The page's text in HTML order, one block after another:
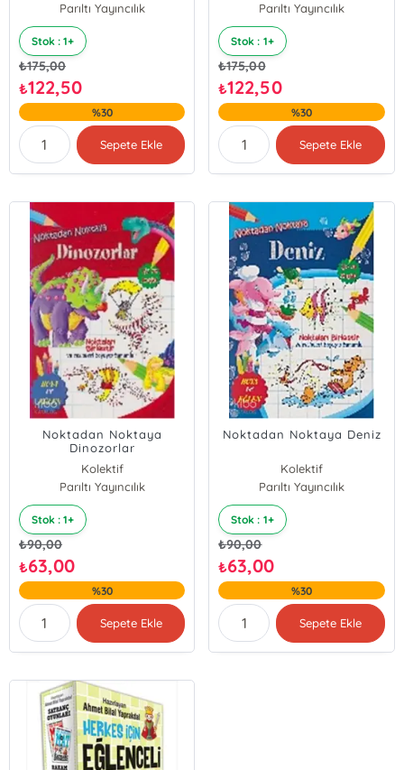
Parıltı Yayıncılık
Stok : 1+
₺175,00
₺122,50
%30
Sepete Ekle
Parıltı Yayıncılık
Stok : 1+
₺175,00
₺122,50
%30
Sepete Ekle
Noktadan Noktaya
Dinozorlar
Kolektif
Parıltı Yayıncılık
Stok : 1+
₺90,00
₺63,00
%30
Sepete Ekle
Noktadan Noktaya Deniz
Kolektif
Parıltı Yayıncılık
Stok : 1+
₺90,00
₺63,00
%30
Sepete Ekle